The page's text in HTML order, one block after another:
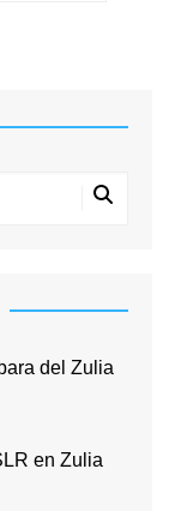
del Zulia
en Zulia